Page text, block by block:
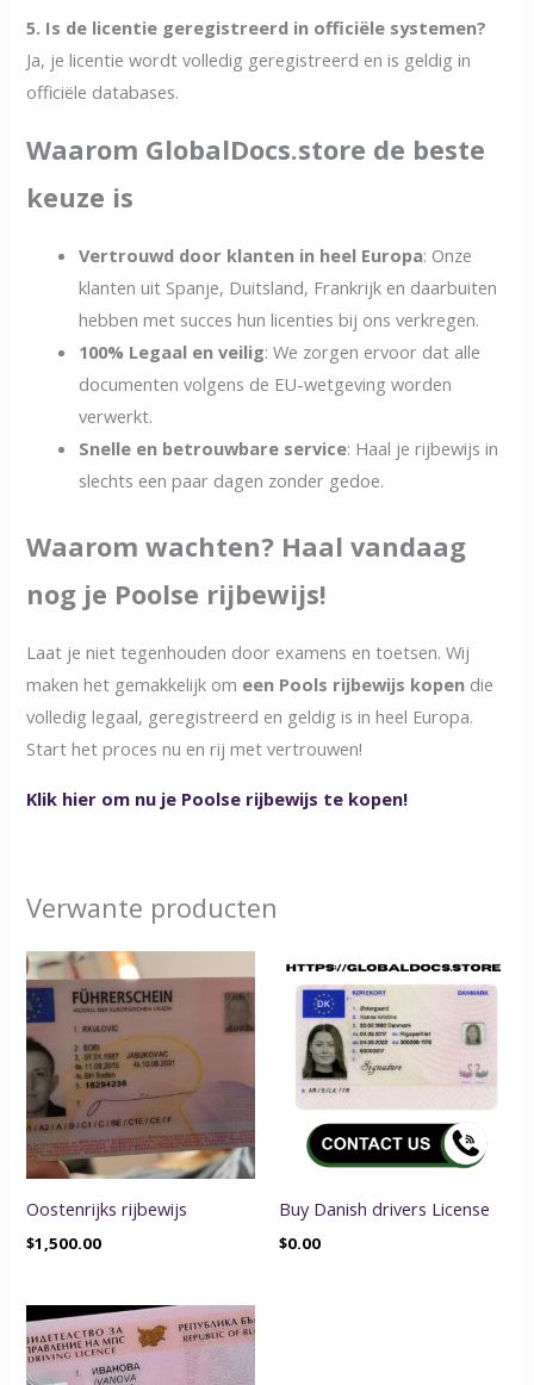
5. Is de licentie geregistreerd in officiële systemen?
Ja, je licentie wordt volledig geregistreerd en is geldig in
officiële databases.
Waarom GlobalDocs.store de beste
keuze is
Vertrouwd door klanten in heel Europa: Onze
klanten uit Spanje, Duitsland, Frankrijk en daarbuiten
hebben met succes hun licenties bij ons verkregen.
100% Legaal en veilig: We zorgen ervoor dat alle
documenten volgens de EU-wetgeving worden
verwerkt.
Snelle en betrouwbare service: Haal je rijbewijs in
slechts een paar dagen zonder gedoe.
Waarom wachten? Haal vandaag
nog je Poolse rijbewijs!
Laat je niet tegenhouden door examens en toetsen. Wij
maken het gemakkelijk om een Pools rijbewijs kopen die
volledig legaal, geregistreerd en geldig is in heel Europa.
Start het proces nu en rij met vertrouwen!
Klik hier om nu je Poolse rijbewijs te kopen!
Verwante producten
Oostenrijks rijbewijs
$1,500.00
Buy Danish drivers License
$0.00